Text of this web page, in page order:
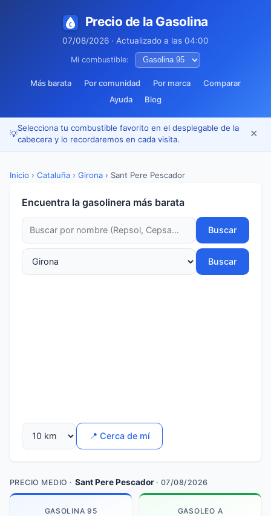
Precio de la Gasolina
07/08/2026 · Actualizado a las 04:00
Mi combustible:
Más barata Por comunidad Por marca
Comparar
Ayuda
Blog
💡
Selecciona tu combustible favorito en el desplegable de la
cabecera y lo recordaremos en cada visita.
✕
Inicio › Cataluña › Girona › Sant Pere Pescador
Encuentra la gasolinera más barata
Buscar
Buscar
📍 Cerca de mí
PRECIO MEDIO · Sant Pere Pescador· 07/08/2026
GASOLINA 95 GASOLEO A